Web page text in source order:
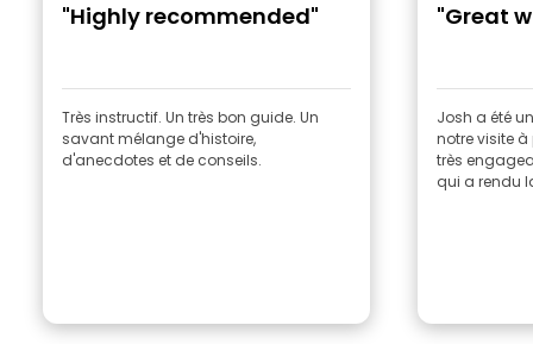
"Highly recommended"
Très instructif. Un très bon guide. Un
savant mélange d'histoire,
d'anecdotes et de conseils.
"Great
Josh a été
notre visite
très
qui a rendu